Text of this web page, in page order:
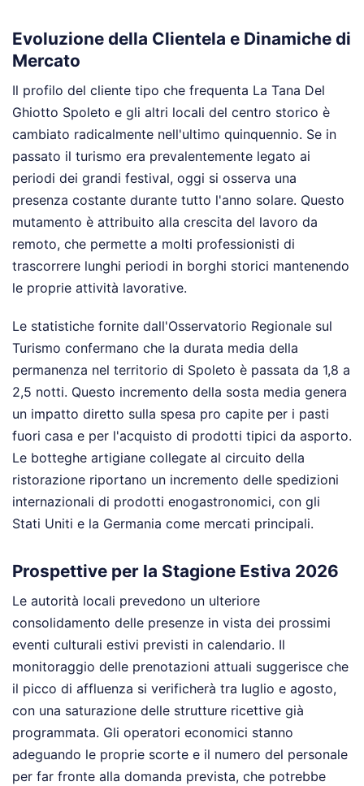
Evoluzione della Clientela e Dinamiche di
Mercato
Il profilo del cliente tipo che frequenta La Tana Del
Ghiotto Spoleto e gli altri locali del centro storico è
cambiato radicalmente nell'ultimo quinquennio. Se in
passato il turismo era prevalentemente legato ai
periodi dei grandi festival, oggi si osserva una
presenza costante durante tutto l'anno solare. Questo
mutamento è attribuito alla crescita del lavoro da
remoto, che permette a molti professionisti di
trascorrere lunghi periodi in borghi storici mantenendo
le proprie attività lavorative.
Le statistiche fornite dall'Osservatorio Regionale sul
Turismo confermano che la durata media della
permanenza nel territorio di Spoleto è passata da 1,8 a
2,5 notti. Questo incremento della sosta media genera
un impatto diretto sulla spesa pro capite per i pasti
fuori casa e per l'acquisto di prodotti tipici da asporto.
Le botteghe artigiane collegate al circuito della
ristorazione riportano un incremento delle spedizioni
internazionali di prodotti enogastronomici, con gli
Stati Uniti e la Germania come mercati principali.
Prospettive per la Stagione Estiva 2026
Le autorità locali prevedono un ulteriore
consolidamento delle presenze in vista dei prossimi
eventi culturali estivi previsti in calendario. Il
monitoraggio delle prenotazioni attuali suggerisce che
il picco di affluenza si verificherà tra luglio e agosto,
con una saturazione delle strutture ricettive già
programmata. Gli operatori economici stanno
adeguando le proprie scorte e il numero del personale
per far fronte alla domanda prevista, che potrebbe